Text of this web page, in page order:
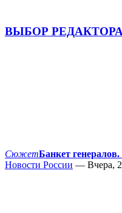
ВЫБОР
СюжетБанкет
Новости России — Вчера,